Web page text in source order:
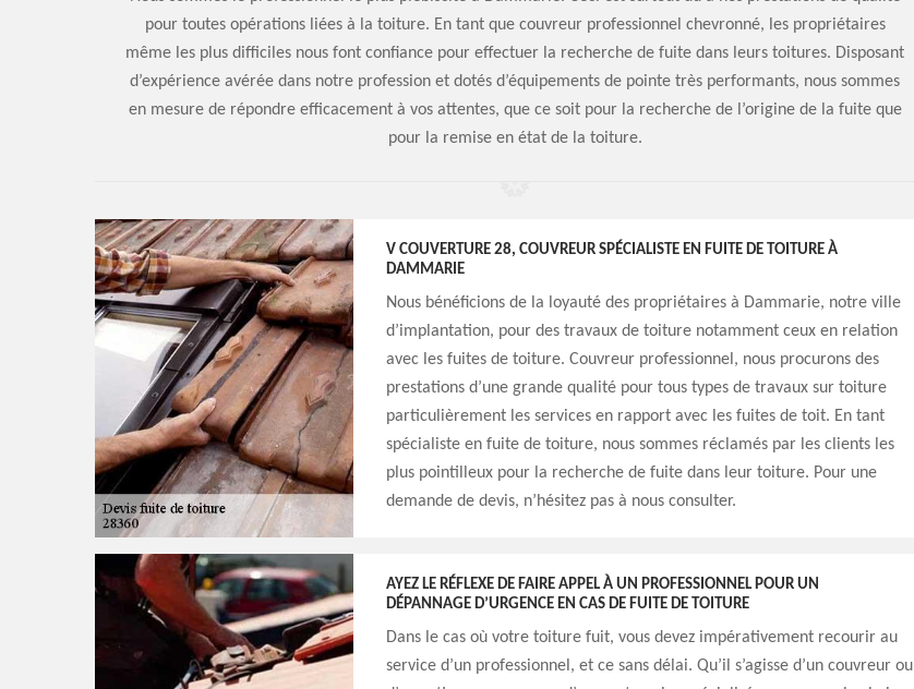
pour toutes opérations liées à la toiture. En tant que couvreur professionnel chevronné, les propriétaires
même les plus difficiles nous font confiance pour effectuer la recherche de fuite dans leurs toitures. Disposant
d’expérience avérée dans notre profession et dotés d’équipements de pointe très performants, nous sommes
en mesure de répondre efficacement à vos attentes, que ce soit pour la recherche de l’origine de la fuite que
pour la remise en état de la toiture.
V COUVERTURE 28, COUVREUR SPÉCIALISTE EN FUITE DE TOITURE À
DAMMARIE
Nous bénéficions de la loyauté des propriétaires à Dammarie, notre ville
d’implantation, pour des travaux de toiture notamment ceux en relation
avec les fuites de toiture. Couvreur professionnel, nous procurons des
prestations d’une grande qualité pour tous types de travaux sur toiture
particulièrement les services en rapport avec les fuites de toit. En tant
spécialiste en fuite de toiture, nous sommes réclamés par les clients les
plus pointilleux pour la recherche de fuite dans leur toiture. Pour une
demande de devis, n’hésitez pas à nous consulter.
AYEZ LE RÉFLEXE DE FAIRE APPEL À UN PROFESSIONNEL POUR UN
DÉPANNAGE D’URGENCE EN CAS DE FUITE DE TOITURE
Dans le cas où votre toiture fuit, vous devez impérativement recourir au
service d’un professionnel, et ce sans délai. Qu’il s’agisse d’un couvreur ou